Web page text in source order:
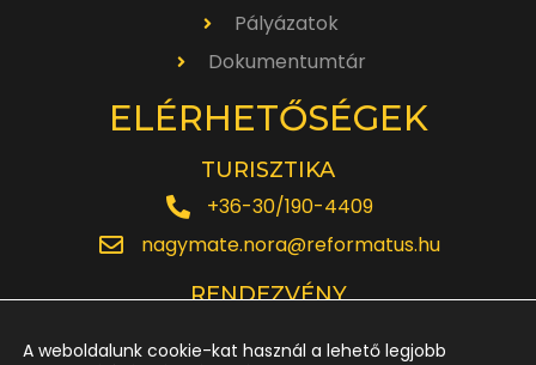
Pályázatok
Dokumentumtár
ELÉRHETŐSÉGEK
TURISZTIKA
+36-30/190-4409
nagymate.nora@reformatus.hu
RENDEZVÉNY
A weboldalunk cookie-kat használ a lehető legjobb